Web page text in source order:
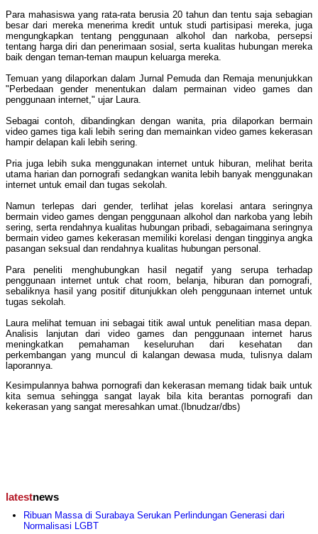
Para mahasiswa yang rata-rata berusia 20 tahun dan tentu saja sebagian
besar dari mereka menerima kredit untuk studi partisipasi mereka, juga
mengungkapkan tentang penggunaan alkohol dan narkoba, persepsi
tentang harga diri dan penerimaan sosial, serta kualitas hubungan mereka
baik dengan teman-teman maupun keluarga mereka.
Temuan yang dilaporkan dalam Jurnal Pemuda dan Remaja menunjukkan
"Perbedaan gender menentukan dalam permainan video games dan
penggunaan internet," ujar Laura.
Sebagai contoh, dibandingkan dengan wanita, pria dilaporkan bermain
video games tiga kali lebih sering dan memainkan video games kekerasan
hampir delapan kali lebih sering.
Pria juga lebih suka menggunakan internet untuk hiburan, melihat berita
utama harian dan pornografi sedangkan wanita lebih banyak menggunakan
internet untuk email dan tugas sekolah.
Namun terlepas dari gender, terlihat jelas korelasi antara seringnya
bermain video games dengan penggunaan alkohol dan narkoba yang lebih
sering, serta rendahnya kualitas hubungan pribadi, sebagaimana seringnya
bermain video games kekerasan memiliki korelasi dengan tingginya angka
pasangan seksual dan rendahnya kualitas hubungan personal.
Para peneliti menghubungkan hasil negatif yang serupa terhadap
penggunaan internet untuk chat room, belanja, hiburan dan pornografi,
sebaliknya hasil yang positif ditunjukkan oleh penggunaan internet untuk
tugas sekolah.
Laura melihat temuan ini sebagai titik awal untuk penelitian masa depan.
Analisis lanjutan dari video games dan penggunaan internet harus
meningkatkan pemahaman keseluruhan dari kesehatan dan
perkembangan yang muncul di kalangan dewasa muda, tulisnya dalam
laporannya.
Kesimpulannya bahwa pornografi dan kekerasan memang tidak baik untuk
kita semua sehingga sangat layak bila kita berantas pornografi dan
kekerasan yang sangat meresahkan umat.(Ibnudzar/dbs)
latestnews
Ribuan Massa di Surabaya Serukan Perlindungan Generasi dari
Normalisasi LGBT